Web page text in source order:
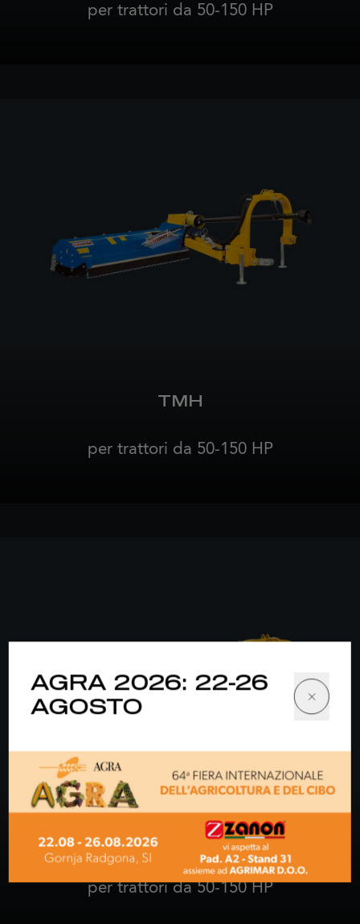
per trattori da 50-150 HP
TMH
per trattori da 50-150 HP
TMH-PRO
per trattori da 50-150 HP
AGRA 2026: 22-26
AGOSTO